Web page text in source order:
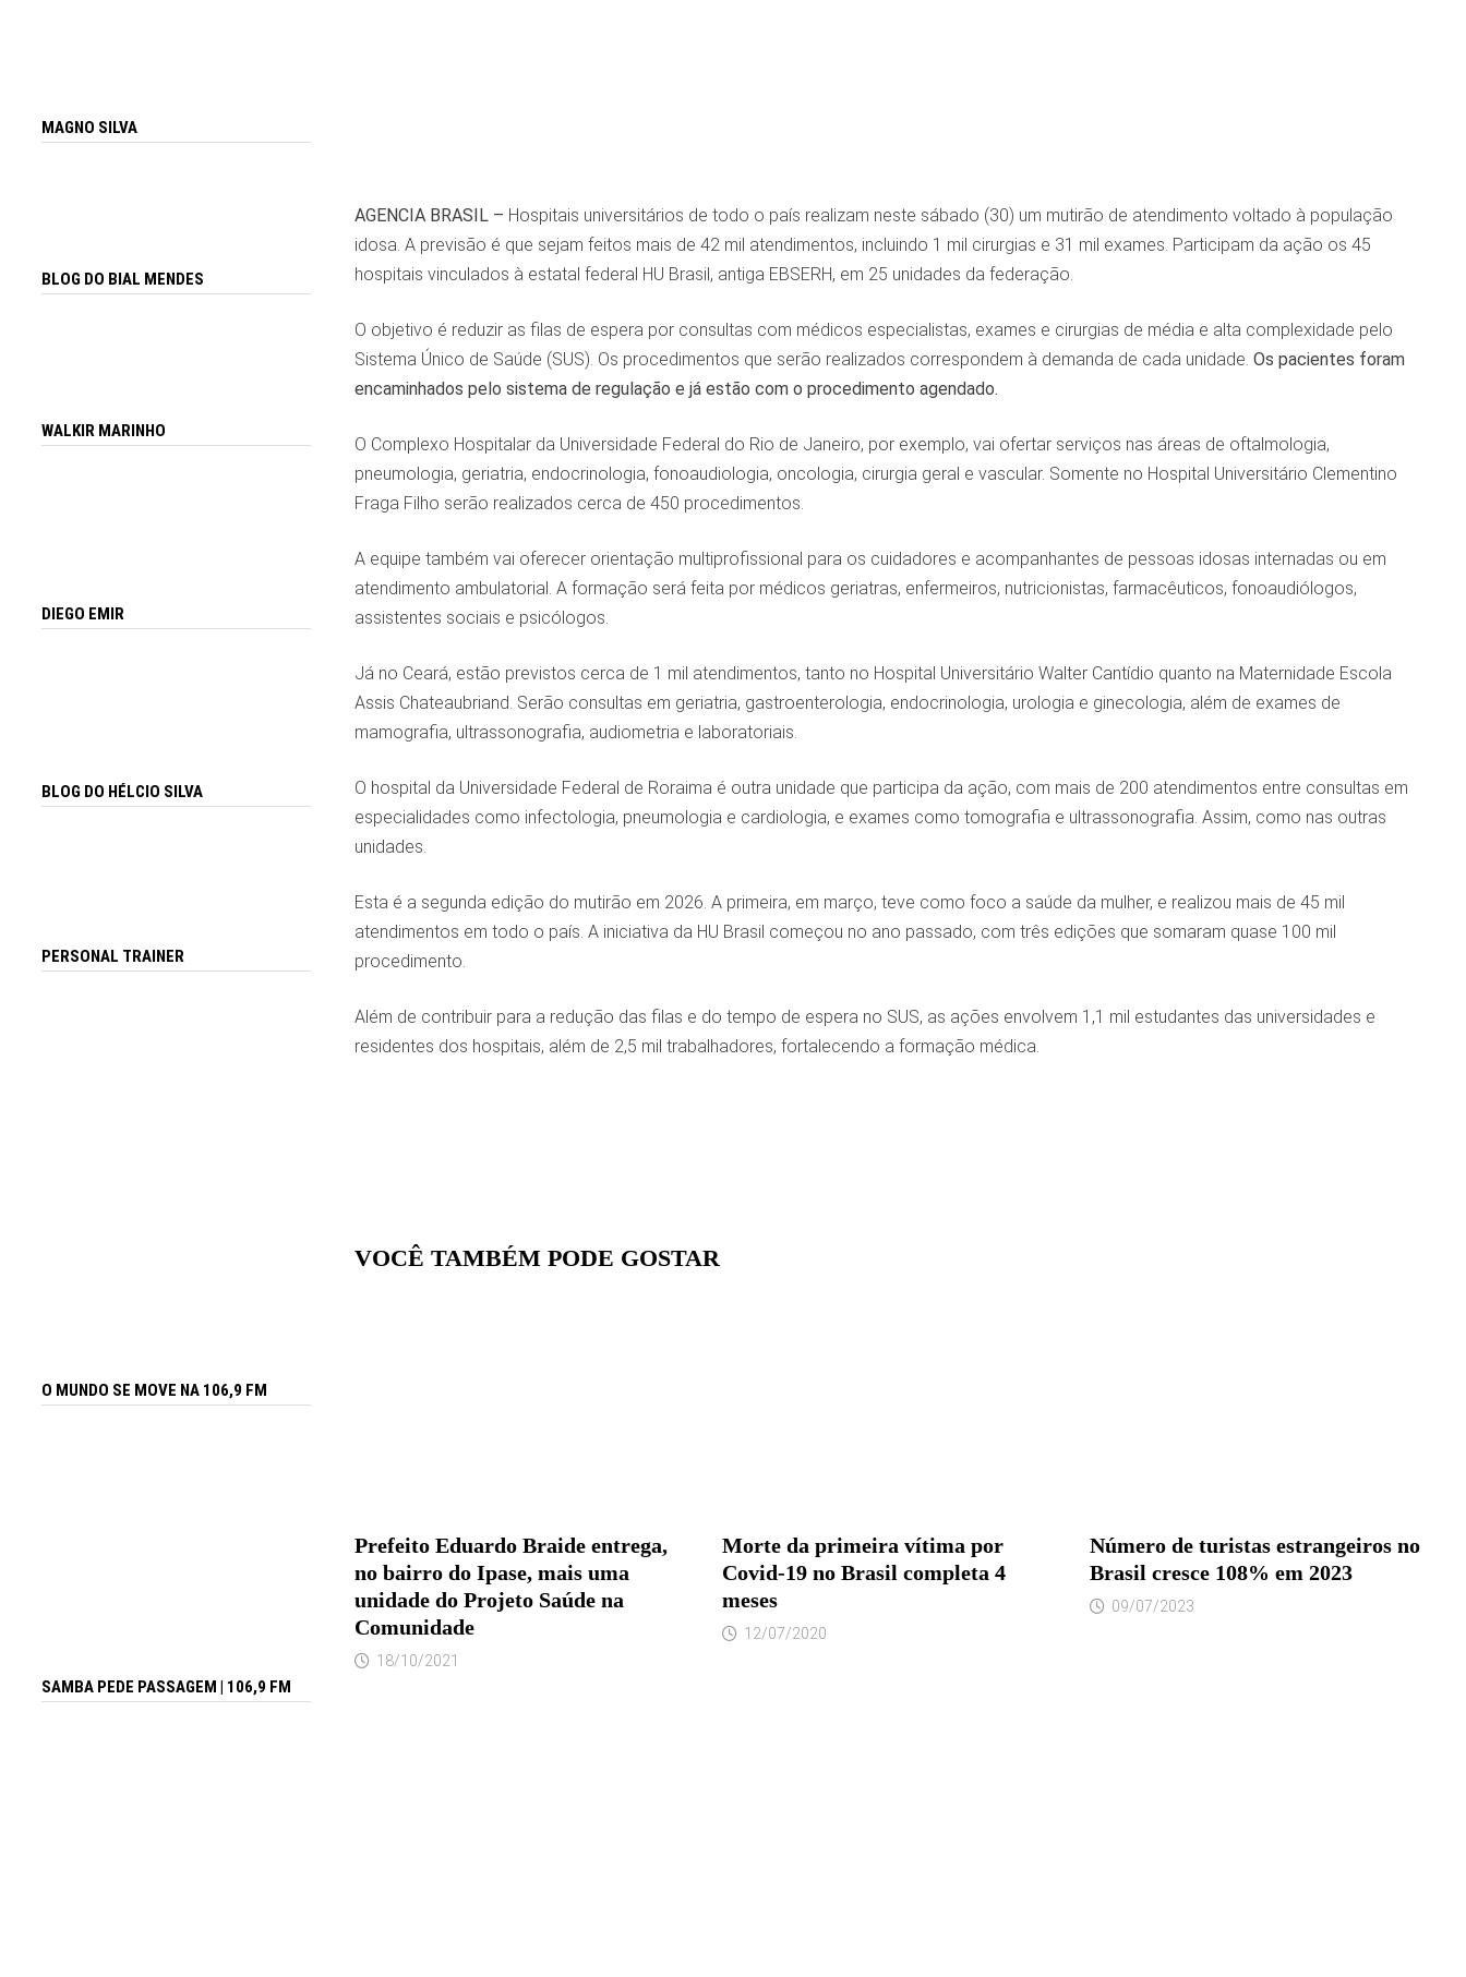
AGENCIA BRASIL – Hospitais universitários de todo o país realizam neste sábado (30) um mutirão de atendimento voltado à população
idosa. A previsão é que sejam feitos mais de 42 mil atendimentos, incluindo 1 mil cirurgias e 31 mil exames. Participam da ação os 45
hospitais vinculados à estatal federal HU Brasil, antiga EBSERH, em 25 unidades da federação.
O objetivo é reduzir as filas de espera por consultas com médicos especialistas, exames e cirurgias de média e alta complexidade pelo
Sistema Único de Saúde (SUS). Os procedimentos que serão realizados correspondem à demanda de cada unidade. Os pacientes foram
encaminhados pelo sistema de regulação e já estão com o procedimento agendado.
O Complexo Hospitalar da Universidade Federal do Rio de Janeiro, por exemplo, vai ofertar serviços nas áreas de oftalmologia,
pneumologia, geriatria, endocrinologia, fonoaudiologia, oncologia, cirurgia geral e vascular. Somente no Hospital Universitário Clementino
Fraga Filho serão realizados cerca de 450 procedimentos.
A equipe também vai oferecer orientação multiprofissional para os cuidadores e acompanhantes de pessoas idosas internadas ou em
atendimento ambulatorial. A formação será feita por médicos geriatras, enfermeiros, nutricionistas, farmacêuticos, fonoaudiólogos,
assistentes sociais e psicólogos.
Já no Ceará, estão previstos cerca de 1 mil atendimentos, tanto no Hospital Universitário Walter Cantídio quanto na Maternidade Escola
Assis Chateaubriand. Serão consultas em geriatria, gastroenterologia, endocrinologia, urologia e ginecologia, além de exames de
mamografia, ultrassonografia, audiometria e laboratoriais.
O hospital da Universidade Federal de Roraima é outra unidade que participa da ação, com mais de 200 atendimentos entre consultas em
especialidades como infectologia, pneumologia e cardiologia, e exames como tomografia e ultrassonografia. Assim, como nas outras
unidades.
Esta é a segunda edição do mutirão em 2026. A primeira, em março, teve como foco a saúde da mulher, e realizou mais de 45 mil
atendimentos em todo o país. A iniciativa da HU Brasil começou no ano passado, com três edições que somaram quase 100 mil
procedimento.
Além de contribuir para a redução das filas e do tempo de espera no SUS, as ações envolvem 1,1 mil estudantes das universidades e
residentes dos hospitais, além de 2,5 mil trabalhadores, fortalecendo a formação médica.
VOCÊ TAMBÉM PODE GOSTAR
Prefeito Eduardo Braide entrega,
no bairro do Ipase, mais uma
unidade do Projeto Saúde na
Comunidade
18/10/2021
Morte da primeira vítima por
Covid-19 no Brasil completa 4
meses
12/07/2020
Número de turistas estrangeiros no
Brasil cresce 108% em 2023
09/07/2023
MAGNO SILVA
BLOG DO BIAL MENDES
WALKIR MARINHO
DIEGO EMIR
BLOG DO HÉLCIO SILVA
PERSONAL TRAINER
O MUNDO SE MOVE NA 106,9 FM
SAMBA PEDE PASSAGEM | 106,9 FM